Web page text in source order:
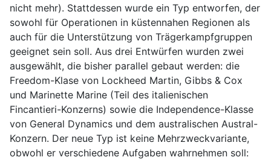
nicht mehr). Stattdessen wurde ein Typ entworfen, der
sowohl für Operationen in küstennahen Regionen als
auch für die Unterstützung von Trägerkampfgruppen
geeignet sein soll. Aus drei Entwürfen wurden zwei
ausgewählt, die bisher parallel gebaut werden: die
Freedom-Klase von Lockheed Martin, Gibbs & Cox
und Marinette Marine (Teil des italienischen
Fincantieri-Konzerns) sowie die Independence-Klasse
von General Dynamics und dem australischen Austral-
Konzern. Der neue Typ ist keine Mehrzweckvariante,
obwohl er verschiedene Aufgaben wahrnehmen soll: